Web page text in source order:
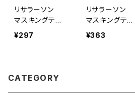
リサラーソン
マスキングテー
プ オータムマ
¥297
リサラーソン
マスキングテー
プ はりねずみ
¥363
CATEGORY